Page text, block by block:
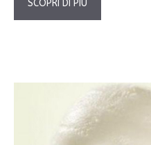
SCOPRI DI PIÙ